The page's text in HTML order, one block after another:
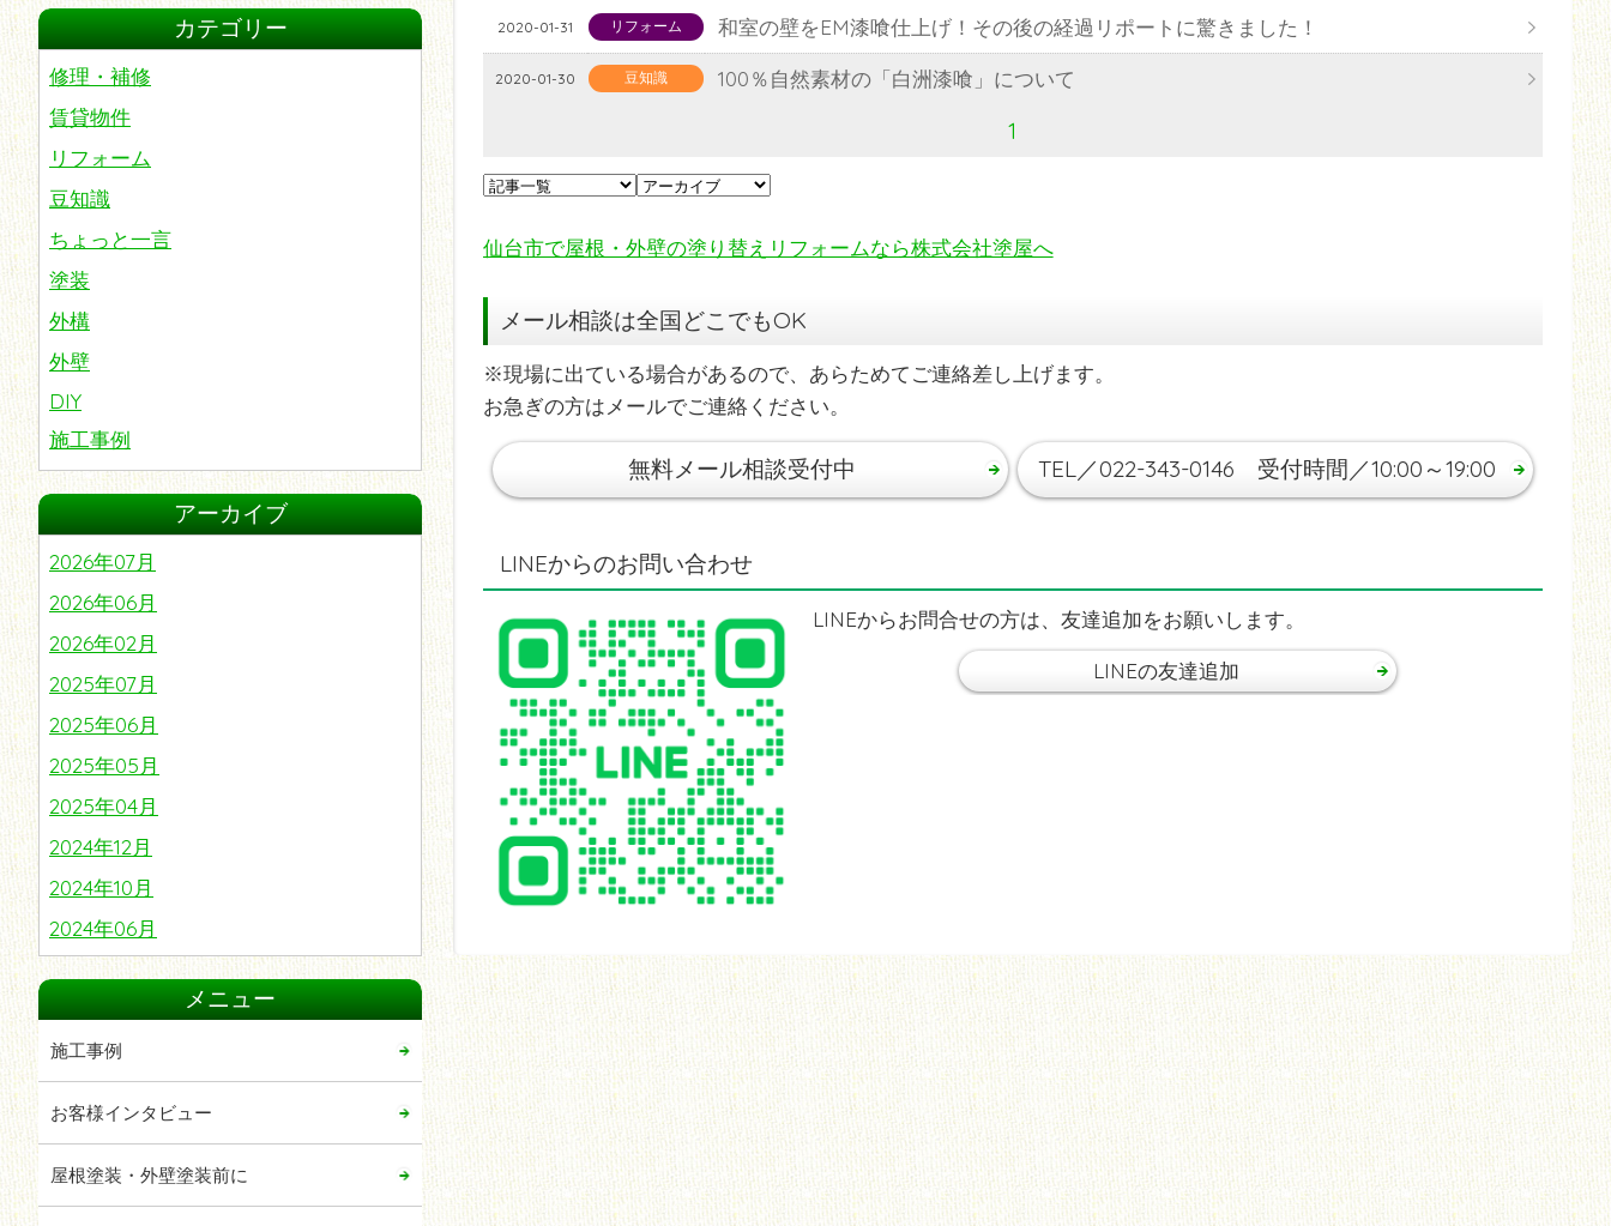
2020-01-31 リフォーム 和室の壁をEM漆喰仕上げ！その後の経過リポートに驚きました！
2020-01-30 豆知識 100％自然素材の「白洲漆喰」について
1
仙台市で屋根・外壁の塗り替えリフォームなら株式会社塗屋へ
メール相談は全国どこでもOK
※現場に出ている場合があるので、あらためてご連絡差し上げます。
お急ぎの方はメールでご連絡ください。
無料メール相談受付中 TEL／022-343-0146 受付時間／10:00～19:00
LINEからのお問い合わせ
LINEからお問合せの方は、友達追加をお願いします。
LINEの友達追加
度は変わる？夏の電気代を抑えたい方
へ知ってほしい遮熱・断熱塗装
カテゴリー
修理・補修
賃貸物件
リフォーム
豆知識
ちょっと一言
塗装
外構
外壁
DIY
施工事例
リノベーション
屋根
番外編
アーカイブ
2026年07月
2026年06月
2026年02月
2025年07月
2025年06月
2025年05月
2025年04月
2024年12月
2024年10月
2024年06月
2024年05月
2024年03月
2024年02月
2023年05月
2023年04月
メニュー
施工事例
お客様インタビュー
屋根塗装・外壁塗装前に